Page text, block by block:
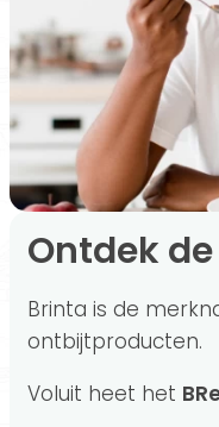
Ontdek
Brinta is de
ontbijtproducten.
Voluit heet het